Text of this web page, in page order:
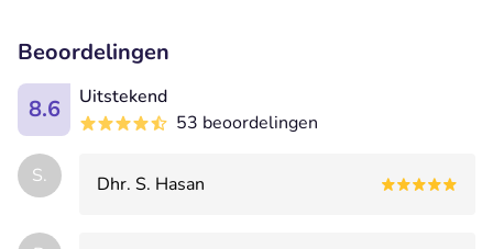
Beoordelingen
8.6
Uitstekend
53 beoordelingen
S. Dhr. S. Hasan